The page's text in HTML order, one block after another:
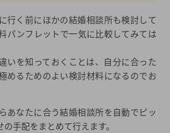
行く前にほかの結婚相談所も検討して
パンフレットで一気に比較してみては
いを知っておくことは、自分に合った
めるためのよい検討材料になるのでお
あなたに合う結婚相談所を自動でピッ
手配をまとめて行えます。